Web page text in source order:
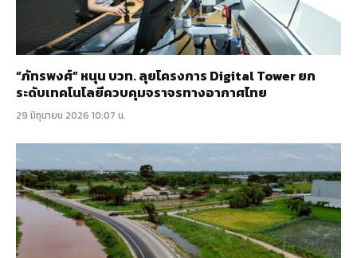
“ภัทรพงศ์” หนุน บวท. ลุยโครงการ Digital Tower ยก
ระดับเทคโนโลยีควบคุมจราจรทางอากาศไทย
29 มิถุนายน 2026 10:07 น.